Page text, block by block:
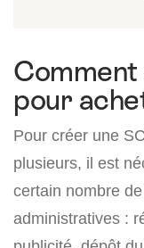
pour
Pour créer une
plusieurs, il est
certain nombre
administratives :